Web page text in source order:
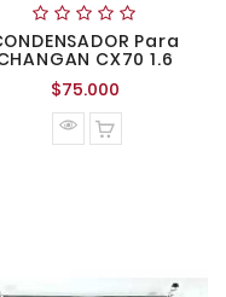
Para
CX70 1.6
$75.000Precio
normal